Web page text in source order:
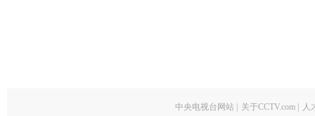
中央电视台网站 关于CCTV.com 人